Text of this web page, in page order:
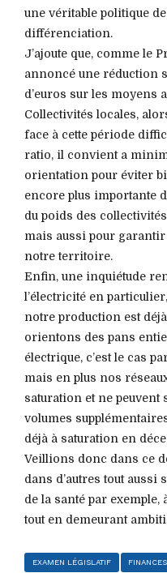
une véritable politique
différenciation.
J’ajoute que, comme le
annoncé une réduction
d’euros sur les moyens
Collectivités locales,
face à cette période
ratio, il convient a
orientation pour éviter
encore plus importante
du poids des
mais aussi pour
notre territoire.
Enfin, une inquiétude
l’électricité en
notre production est
orientons des pans
électrique, c’est le cas
mais en plus nos
saturation et ne peuvent
volumes
déjà à saturation en
Veillions donc dans ce
dans d’autres tout aussi
de la santé par exemple,
tout en demeurant
EXAMEN LÉGISLATIF FINANCES